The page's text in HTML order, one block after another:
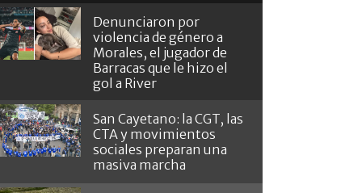
Denunciaron por
violencia de género a
Morales, el jugador de
Barracas que le hizo el
gol a River
San Cayetano: la CGT, las
CTA y movimientos
sociales preparan una
masiva marcha